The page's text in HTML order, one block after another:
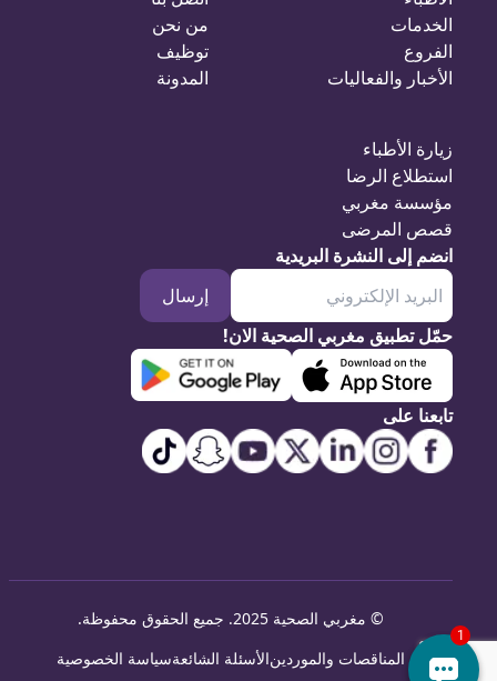
الخدمات
الفروع
الأخبار والفعاليات
من نحن
توظيف
المدونة
زيارة الأطباء
استطلاع الرضا
مؤسسة مغربي
قصص المرضى
انضم إلى النشرة البريدية
إرسال
حمّل تطبيق مغربي الصحية الان!
تابعنا على
© مغربي الصحية 2025. جميع الحقوق محفوظة
.
المناقصات والموردينالأسئلة الشائعةسياسة الخصوصية